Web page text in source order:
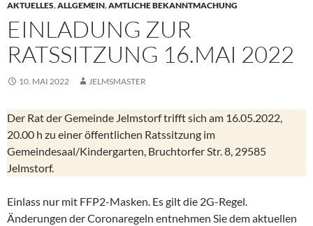
AKTUELLES,ALLGEMEIN,AMTLICHE BEKANNTMACHUNG
EINLADUNG ZUR
RATSSITZUNG 16.MAI 2022
10. MAI 2022 JELMSMASTER
Der Rat der Gemeinde Jelmstorf trifft sich am 16.05.2022,
20.00 h zu einer öffentlichen Ratssitzung im
Gemeindesaal/Kindergarten, Bruchtorfer Str. 8, 29585
Jelmstorf.
Einlass nur mit FFP2-Masken. Es gilt die 2G-Regel.
Änderungen der Coronaregeln entnehmen Sie dem aktuellen